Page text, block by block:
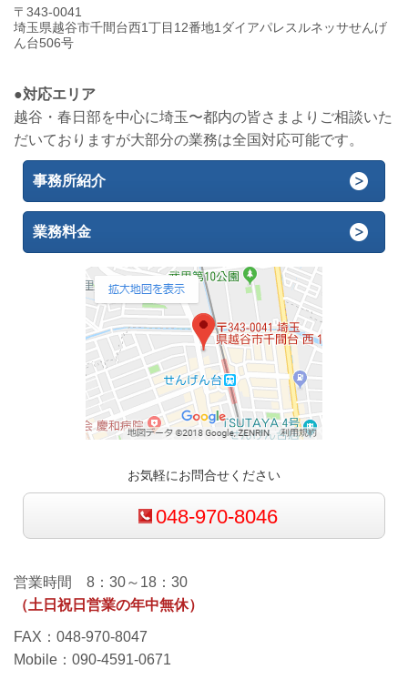
〒343-0041
埼玉県越谷市千間台西1丁目12番地1ダイアパレスルネッサせんげ
ん台506号
●対応エリア
越谷・春日部を中心に埼玉〜都内の皆さまよりご相談いた
だいておりますが大部分の業務は全国対応可能です。
事務所紹介
業務料金
お気軽にお問合せください
048-970-8046
営業時間 8：30～18：30
（土日祝日営業の年中無休）
FAX：048-970-8047
Mobile：090-4591-0671